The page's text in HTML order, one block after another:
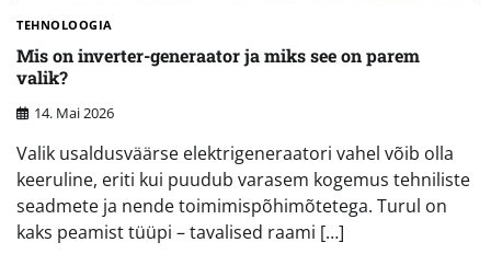
TEHNOLOOGIA
Mis on inverter-generaator ja miks see on parem
valik?
14. Mai 2026
Valik usaldusväärse elektrigeneraatori vahel võib olla
keeruline, eriti kui puudub varasem kogemus tehniliste
seadmete ja nende toimimispõhimõtetega. Turul on
kaks peamist tüüpi – tavalised raami […]